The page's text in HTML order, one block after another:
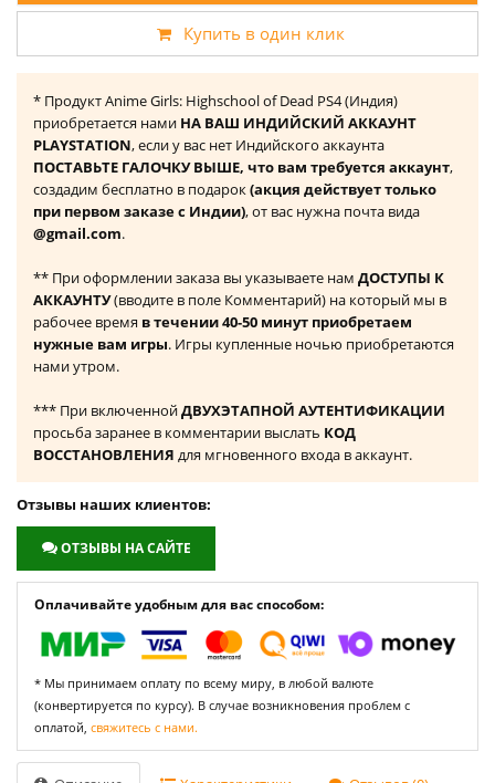
Купить в один клик
* Продукт Anime Girls: Highschool of Dead PS4 (Индия)
приобретается нами НА ВАШ ИНДИЙСКИЙ АККАУНТ
PLAYSTATION, если у вас нет Индийского аккаунта
ПОСТАВЬТЕ ГАЛОЧКУ ВЫШЕ, что вам требуется аккаунт,
создадим бесплатно в подарок(акция действует только
при первом заказе с Индии), от вас нужна почта вида
@gmail.com.
** При оформлении заказа вы указываете нам ДОСТУПЫ К
АККАУНТУ(вводите в поле Комментарий) на который мы в
рабочее время в течении 40-50 минут приобретаем
нужные вам игры. Игры купленные ночью приобретаются
нами утром.
*** При включеннойДВУХЭТАПНОЙ АУТЕНТИФИКАЦИИ
просьба заранее в комментарии выслать КОД
ВОССТАНОВЛЕНИЯ для мгновенного входа в аккаунт.
Отзывы наших клиентов:
ОТЗЫВЫ НА САЙТЕ
Оплачивайте удобным для вас способом:
* Мы принимаем оплату по всему миру, в любой валюте
(конвертируется по курсу). В случае возникновения проблем с
оплатой, свяжитесь с нами.